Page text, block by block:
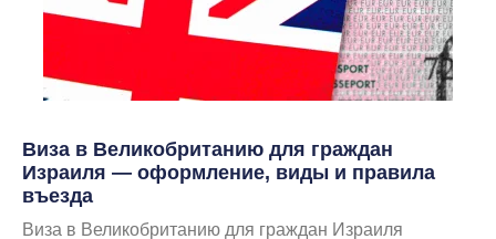
Виза в Великобританию для граждан
Израиля — оформление, виды и правила
въезда
Виза в Великобританию для граждан Израиля